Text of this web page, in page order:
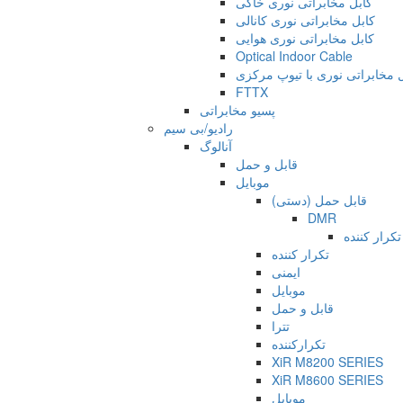
کابل مخابراتی نوری کانالی
کابل مخابراتی نوری هوایی
Optical Indoor Cable
مخابراتی نوری با تیوپ مرکزی
FTTX
پسیو مخابراتی
رادیو/بی سیم
آنالوگ
قابل و حمل
موبایل
قابل حمل (دستی)
DMR
تکرار کننده
تکرار کننده
ایمنی
موبایل
قابل و حمل
تترا
تکرارکننده
XiR M8200 SERIES
XiR M8600 SERIES
موبایل